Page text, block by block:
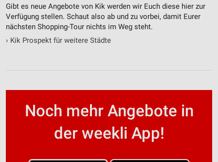
Gibt es neue Angebote von Kik werden wir Euch diese hier zur
Verfügung stellen. Schaut also ab und zu vorbei, damit Eurer
nächsten Shopping-Tour nichts im Weg steht.
› Kik Prospekt für weitere Städte
Noch mehr Angebote in
der weekli App!